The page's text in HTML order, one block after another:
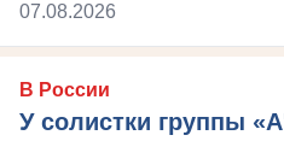
07.08.2026
В России
У солистки группы